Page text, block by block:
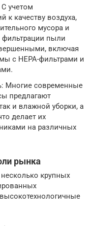
учетом
к качеству воздуха,
мусора и
пыли
включая
с HEPA-фильтрами и
Многие современные
предлагают
и влажной уборки, а
делает их
на различных
рынка
крупных